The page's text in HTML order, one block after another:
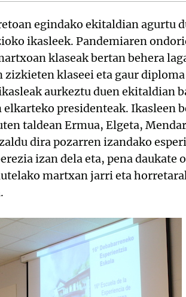
egindako ekitaldian agurtu
ikasleek. Pandemiaren
klaseak bertan behera
klaseei eta gaur
aurkeztu duen ekitaldian
presidenteak. Ikasleen
taldean Ermua, Elgeta,
dira pozarren izandako
izan dela eta, pena daukate
martxan jarri eta